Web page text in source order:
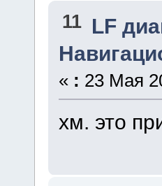
11 LF
« : 23 Мая
хм. это